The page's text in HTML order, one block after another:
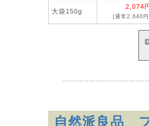
大袋150g
2,074
(通常2,640
自然派良品